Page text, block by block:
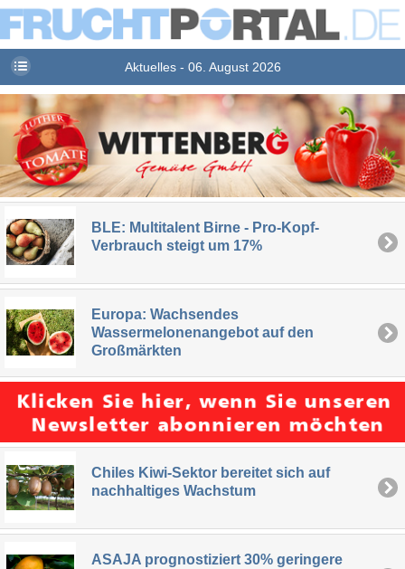
Aktuelles - 06. August 2026
BLE: Multitalent Birne - Pro-Kopf-
Verbrauch steigt um 17%
Europa: Wachsendes
Wassermelonenangebot auf den
Großmärkten
Chiles Kiwi-Sektor bereitet sich auf
nachhaltiges Wachstum
ASAJA prognostiziert 30% geringere